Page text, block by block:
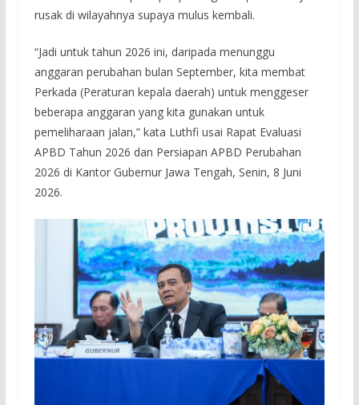
rusak di wilayahnya supaya mulus kembali.
“Jadi untuk tahun 2026 ini, daripada menunggu
anggaran perubahan bulan September, kita membat
Perkada (Peraturan kepala daerah) untuk menggeser
beberapa anggaran yang kita gunakan untuk
pemeliharaan jalan,” kata Luthfi usai Rapat Evaluasi
APBD Tahun 2026 dan Persiapan APBD Perubahan
2026 di Kantor Gubernur Jawa Tengah, Senin, 8 Juni
2026.